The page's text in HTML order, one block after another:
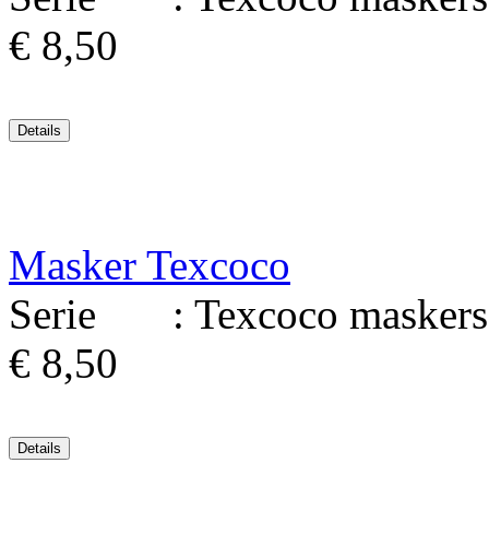
€ 8,50
Masker Texcoco
Serie : Texcoco maskers
€ 8,50